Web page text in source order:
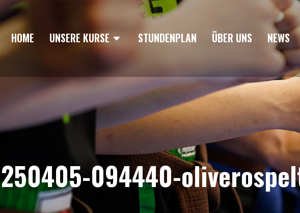
HOME UNSERE KURSE STUNDENPLAN ÜBER UNS NEWS
250405-094440-